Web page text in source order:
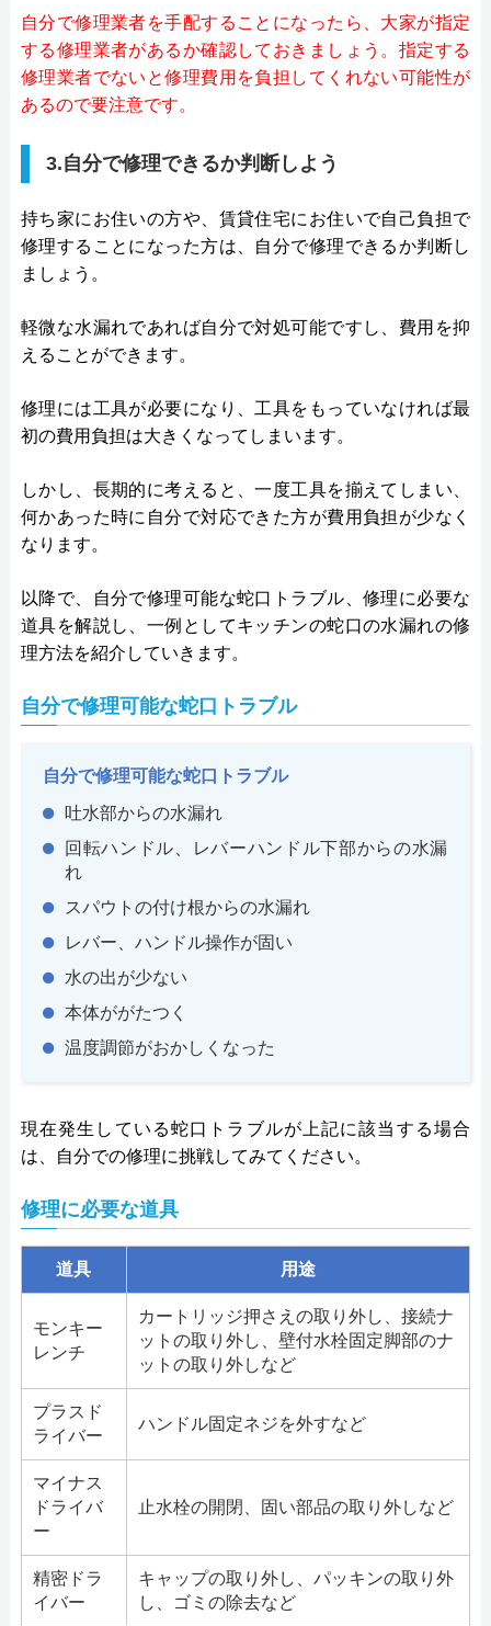
自分で修理業者を手配することになったら、大家が指定
する修理業者があるか確認しておきましょう。指定する
修理業者でないと修理費用を負担してくれない可能性が
あるので要注意です。
3.自分で修理できるか判断しよう
持ち家にお住いの方や、賃貸住宅にお住いで自己負担で
修理することになった方は、自分で修理できるか判断し
ましょう。
軽微な水漏れであれば自分で対処可能ですし、費用を抑
えることができます。
修理には工具が必要になり、工具をもっていなければ最
初の費用負担は大きくなってしまいます。
しかし、長期的に考えると、一度工具を揃えてしまい、
何かあった時に自分で対応できた方が費用負担が少なく
なります。
以降で、自分で修理可能な蛇口トラブル、修理に必要な
道具を解説し、一例としてキッチンの蛇口の水漏れの修
理方法を紹介していきます。
自分で修理可能な蛇口トラブル
自分で修理可能な蛇口トラブル
吐水部からの水漏れ
回転ハンドル、レバーハンドル下部からの水漏
れ
スパウトの付け根からの水漏れ
レバー、ハンドル操作が固い
水の出が少ない
本体ががたつく
温度調節がおかしくなった
現在発生している蛇口トラブルが上記に該当する場合
は、自分での修理に挑戦してみてください。
修理に必要な道具
道具 用途
モンキー
レンチ
カートリッジ押さえの取り外し、接続ナ
ットの取り外し、壁付水栓固定脚部のナ
ットの取り外しなど
プラスド
ライバー
ハンドル固定ネジを外すなど
マイナス
ドライバ
ー
止水栓の開閉、固い部品の取り外しなど
精密ドラ
イバー
キャップの取り外し、パッキンの取り外
し、ゴミの除去など